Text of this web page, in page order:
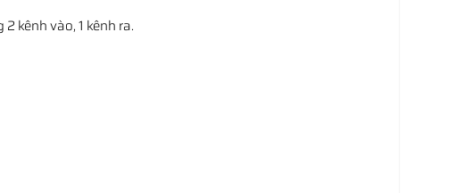
kênh vào, 1 kênh ra.